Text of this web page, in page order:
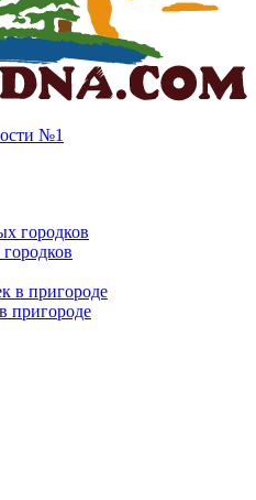
№1
городков
в пригороде
пригороде